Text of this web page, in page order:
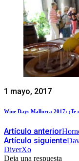
1 mayo, 2017
Wine Days Mallorca 2017: ¡Te
Artículo anterior
Artículo siguiente
DiverXo
Deja una respuesta